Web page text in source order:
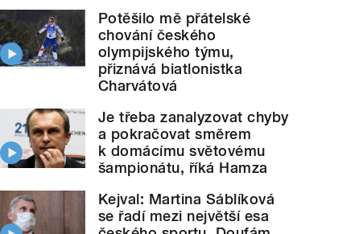
Potěšilo mě přátelské
chování českého
olympijského týmu,
přiznává biatlonistka
Charvátová
Je třeba zanalyzovat chyby
a pokračovat směrem
k domácímu světovému
šampionátu, říká Hamza
Kejval: Martina Sáblíková
se řadí mezi největší esa